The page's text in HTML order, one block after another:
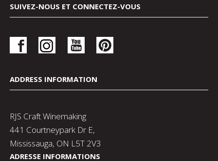
SUIVEZ-NOUS ET CONNECTEZ-VOUS
ADDRESS INFORMATION
RJS Craft Winemaking
441 Courtneypark Dr E,
Mississauga, ON L5T 2V3
ADRESSE INFORMATIONS